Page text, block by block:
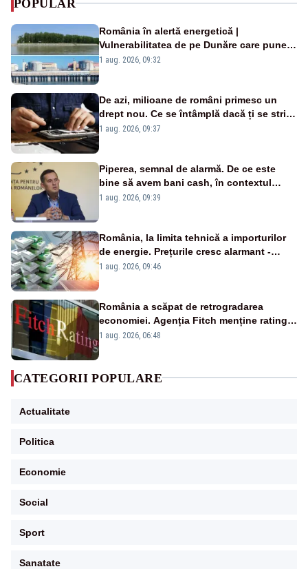
POPULAR
România în alertă energetică |
Vulnerabilitatea de pe Dunăre care pune
în pericol Centrala Cernavodă era
1 aug. 2026, 09:32
De azi, milioane de români primesc un
drept nou. Ce se întâmplă dacă ți se strică
un produs
1 aug. 2026, 09:37
Piperea, semnal de alarmă. De ce este
bine să avem bani cash, în contextul
alertei energetice?
1 aug. 2026, 09:39
România, la limita tehnică a importurilor
de energie. Prețurile cresc alarmant -
Analiză Realitatea Plus
1 aug. 2026, 09:46
România a scăpat de retrogradarea
economiei. Agenția Fitch menține ratingul
„BBB-” cu perspectivă negativă
1 aug. 2026, 06:48
CATEGORII POPULARE
Actualitate
Politica
Economie
Social
Sport
Sanatate